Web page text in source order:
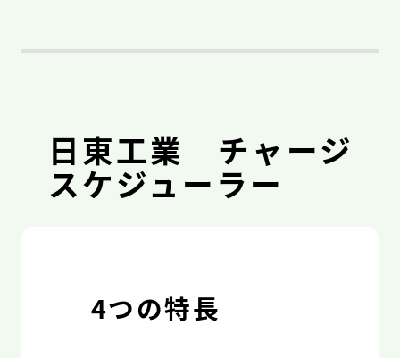
日東工業 チャージ
スケジューラー
4つの特長